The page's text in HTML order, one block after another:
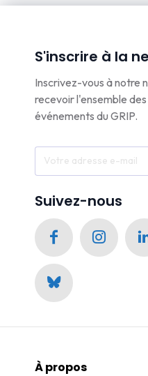
S'inscrire à la
Inscrivez-vous à notre
recevoir l'ensemble
événements du GRIP.
Suivez-nous
À propos